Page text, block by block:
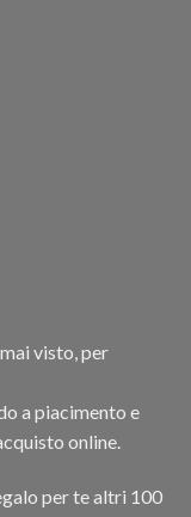
visto, per
a piacimento e
online.
per te altri 100